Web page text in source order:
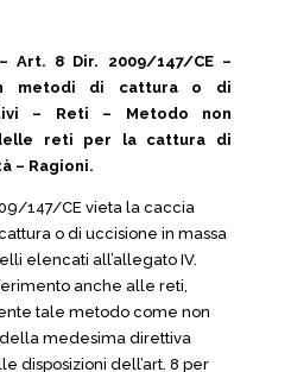
– Art. 8 Dir. 2009/147/CE –
metodi di cattura o di
– Reti – Metodo non
reti per la cattura di
– Ragioni.
147/CE vieta la caccia
o di uccisione in massa
elencati all’allegato IV.
anche alle reti,
tale metodo come non
della medesima direttiva
disposizioni dell’art. 8 per